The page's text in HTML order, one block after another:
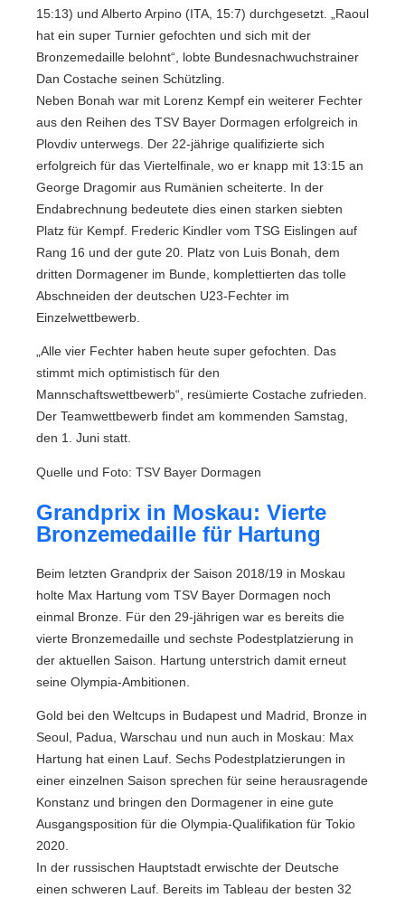
15:13) und Alberto Arpino (ITA, 15:7) durchgesetzt. „Raoul
hat ein super Turnier gefochten und sich mit der
Bronzemedaille belohnt“, lobte Bundesnachwuchstrainer
Dan Costache seinen Schützling.
Neben Bonah war mit Lorenz Kempf ein weiterer Fechter
aus den Reihen des TSV Bayer Dormagen erfolgreich in
Plovdiv unterwegs. Der 22-jährige qualifizierte sich
erfolgreich für das Viertelfinale, wo er knapp mit 13:15 an
George Dragomir aus Rumänien scheiterte. In der
Endabrechnung bedeutete dies einen starken siebten
Platz für Kempf. Frederic Kindler vom TSG Eislingen auf
Rang 16 und der gute 20. Platz von Luis Bonah, dem
dritten Dormagener im Bunde, komplettierten das tolle
Abschneiden der deutschen U23-Fechter im
Einzelwettbewerb.
„Alle vier Fechter haben heute super gefochten. Das
stimmt mich optimistisch für den
Mannschaftswettbewerb“, resümierte Costache zufrieden.
Der Teamwettbewerb findet am kommenden Samstag,
den 1. Juni statt.
Quelle und Foto: TSV Bayer Dormagen
Grandprix in Moskau: Vierte
Bronzemedaille für Hartung
Beim letzten Grandprix der Saison 2018/19 in Moskau
holte Max Hartung vom TSV Bayer Dormagen noch
einmal Bronze. Für den 29-jährigen war es bereits die
vierte Bronzemedaille und sechste Podestplatzierung in
der aktuellen Saison. Hartung unterstrich damit erneut
seine Olympia-Ambitionen.
Gold bei den Weltcups in Budapest und Madrid, Bronze in
Seoul, Padua, Warschau und nun auch in Moskau: Max
Hartung hat einen Lauf. Sechs Podestplatzierungen in
einer einzelnen Saison sprechen für seine herausragende
Konstanz und bringen den Dormagener in eine gute
Ausgangsposition für die Olympia-Qualifikation für Tokio
2020.
In der russischen Hauptstadt erwischte der Deutsche
einen schweren Lauf. Bereits im Tableau der besten 32